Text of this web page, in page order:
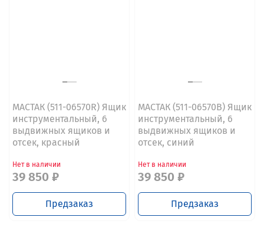
МАСТАК (511-06570R) Ящик
инструментальный, 6
выдвижных ящиков и
отсек, красный
Нет в наличии
39 850 ₽
Предзаказ
МАСТАК (511-06570B) Ящик
инструментальный, 6
выдвижных ящиков и
отсек, синий
Нет в наличии
39 850 ₽
Предзаказ